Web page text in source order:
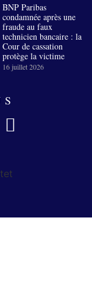
BNP Paribas
condamnée après une
fraude au faux
technicien bancaire : la
Cour de cassation
protège la victime
16 juillet 2026